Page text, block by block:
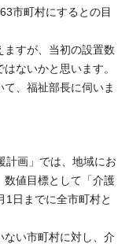
市町村にするとの目
すが、当初の設置数
ないかと思います。
、福祉部長に伺いま
計画」では、地域にお
数値目標として「介護
1日までに全市町村と
ない市町村に対し、介